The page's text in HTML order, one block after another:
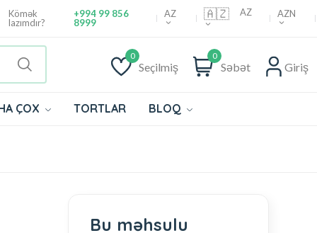
Kömək
lazımdır?
+994 99 856
8999
AZ 🇦🇿 AZ AZN
0
Seçilmiş
0
Səbət Giriş
ÇOX TORTLAR BLOQ
Bu məhsulu